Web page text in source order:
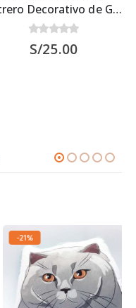
Letrero Decorativo de Gato Atigrado 30×22.5 cms
0out of 5
S/25.00